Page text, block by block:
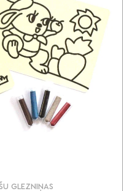
GLEZNIŅAS